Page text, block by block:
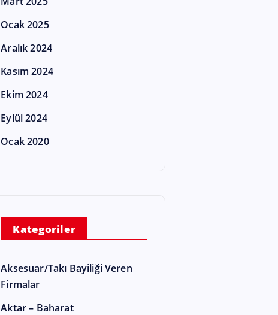
Ocak 2025
Aralık 2024
Kasım 2024
Ekim 2024
Eylül 2024
Ocak 2020
Kategoriler
Aksesuar/Takı Bayiliği Veren
Firmalar
Aktar – Baharat